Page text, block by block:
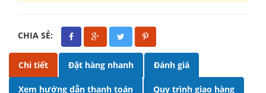
CHIA SẺ:
Chi tiết Đặt hàng nhanh Đánh giá
Xem hướng dẫn thanh toán Quy trình giao hàng